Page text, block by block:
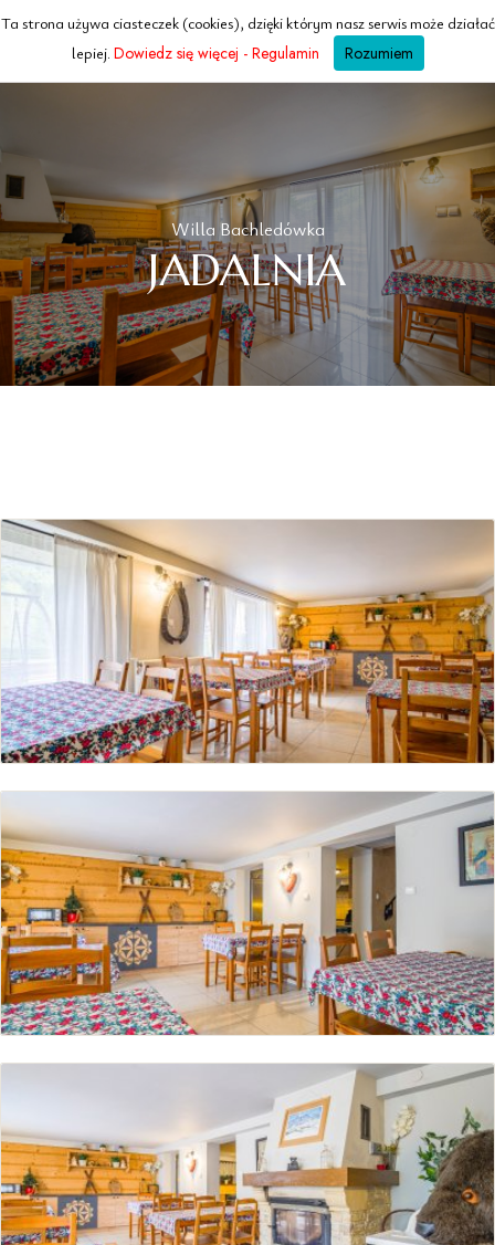
WILLA
Bachledowka
ZAKOPANE · TATRY
Willa Bachledówka
JADALNIA
Ta strona używa ciasteczek (cookies), dzięki którym nasz serwis może działać
lepiej. Dowiedz się więcej - Regulamin Rozumiem